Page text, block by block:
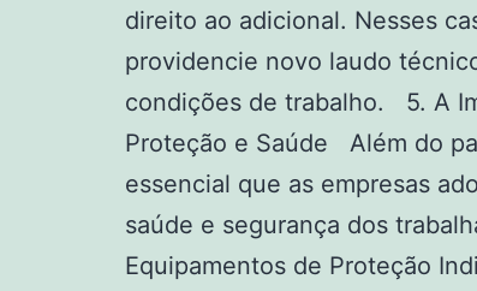
direito ao adicional. Nesses
providencie novo laudo
condições de trabalho. 5. A
Proteção e Saúde Além do
essencial que as empresas
saúde e segurança dos
Equipamentos de Proteção